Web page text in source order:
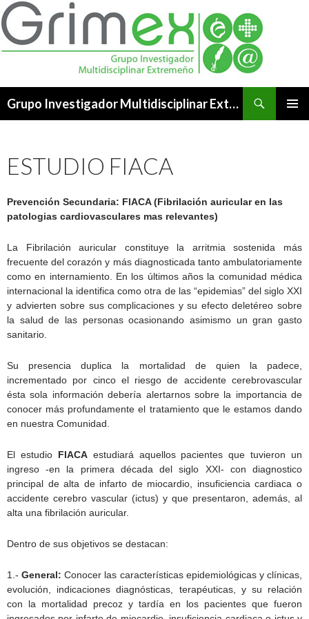
Grupo Investigador Multidisciplinar Extremeño
ESTUDIO FIACA
Prevención Secundaria: FIACA (Fibrilación auricular en las
patologias cardiovasculares mas relevantes)
La Fibrilación auricular constituye la arritmia sostenida más
frecuente del corazón y más diagnosticada tanto ambulatoriamente
como en internamiento. En los últimos años la comunidad médica
internacional la identifica como otra de las “epidemias” del siglo XXI
y advierten sobre sus complicaciones y su efecto deletéreo sobre
la salud de las personas ocasionando asimismo un gran gasto
sanitario.
Su presencia duplica la mortalidad de quien la padece,
incrementado por cinco el riesgo de accidente cerebrovascular
ésta sola información debería alertarnos sobre la importancia de
conocer más profundamente el tratamiento que le estamos dando
en nuestra Comunidad.
El estudio FIACAestudiará aquellos pacientes que tuvieron un
ingreso -en la primera década del siglo XXI- con diagnostico
principal de alta de infarto de miocardio, insuficiencia cardiaca o
accidente cerebro vascular (ictus) y que presentaron, además, al
alta una fibrilación auricular.
Dentro de sus objetivos se destacan:
1.-General: Conocer las características epidemiológicas y clínicas,
evolución, indicaciones diagnósticas, terapéuticas, y su relación
con la mortalidad precoz y tardía en los pacientes que fueron